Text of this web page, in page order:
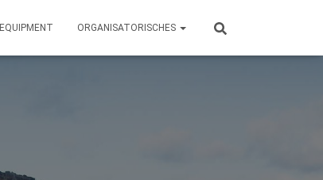
EQUIPMENT ORGANISATORISCHES